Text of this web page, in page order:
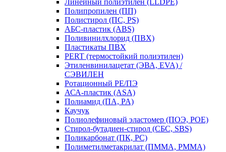
Полипропилен (ПП)
Полистирол (ПС, PS)
АБС-пластик (ABS)
Поливинилхлорид (ПВХ)
Пластикаты ПВХ
PERT (термостойкий полиэтилен)
Этиленвинилацетат (ЭВА, EVA) /
СЭВИЛЕН
Ротационный PE/ПЭ
АСА-пластик (ASA)
Полиамид (ПА, PA)
Каучук
Полиолефиновый эластомер (ПОЭ, POE)
Стирол-бутадиен-стирол (СБС, SBS)
Поликарбонат (ПК, PC)
Полиметилметакрилат (ПММА, PMMA)